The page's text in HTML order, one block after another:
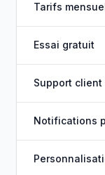
Tarifs
Essai gratuit
Support client
Notifications